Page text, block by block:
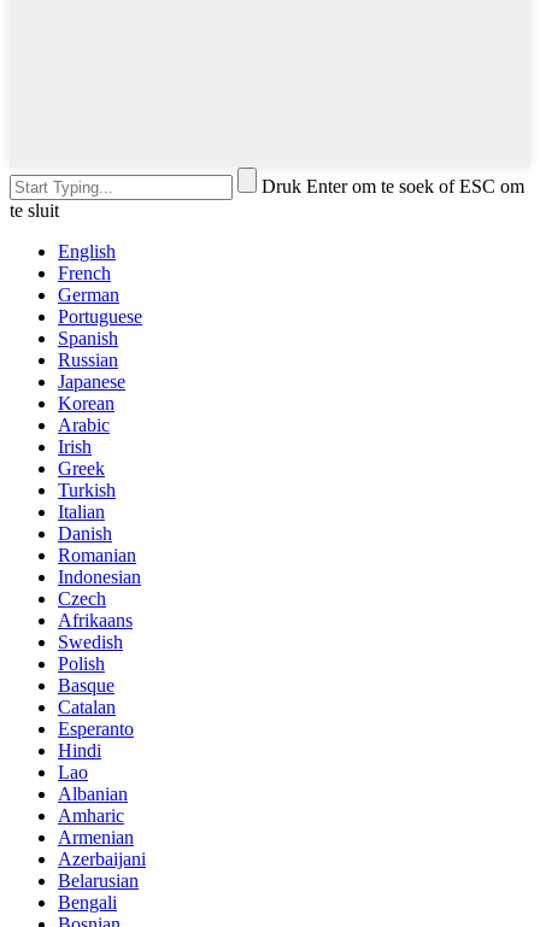
Druk Enter om te soek of ESC om
te sluit
English
French
German
Portuguese
Spanish
Russian
Japanese
Korean
Arabic
Irish
Greek
Turkish
Italian
Danish
Romanian
Indonesian
Czech
Afrikaans
Swedish
Polish
Basque
Catalan
Esperanto
Hindi
Lao
Albanian
Amharic
Armenian
Azerbaijani
Belarusian
Bengali